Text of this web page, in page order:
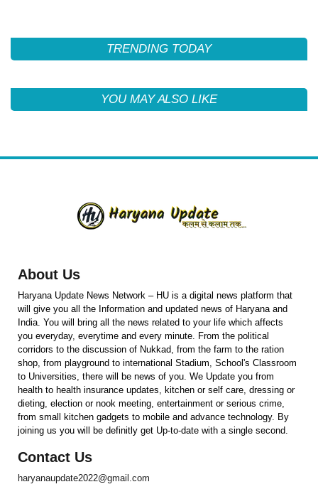
TRENDING TODAY
YOU MAY ALSO LIKE
About Us
Haryana Update News Network – HU is a digital news platform that
will give you all the Information and updated news of Haryana and
India. You will bring all the news related to your life which affects
you everyday, everytime and every minute. From the political
corridors to the discussion of Nukkad, from the farm to the ration
shop, from playground to international Stadium, School's Classroom
to Universities, there will be news of you. We Update you from
health to health insurance updates, kitchen or self care, dressing or
dieting, election or nook meeting, entertainment or serious crime,
from small kitchen gadgets to mobile and advance technology. By
joining us you will be definitly get Up-to-date with a single second.
Contact Us
haryanaupdate2022@gmail.com